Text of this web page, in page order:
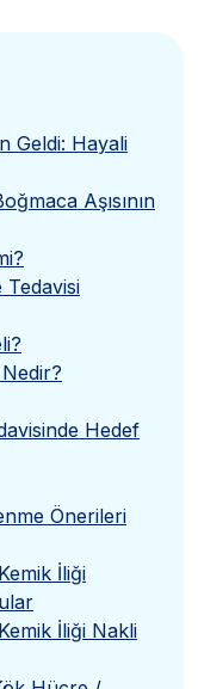
Geldi: Hayali
Aşısının
Tedavisi
Hedef
Önerileri
İliği
İliği Nakli